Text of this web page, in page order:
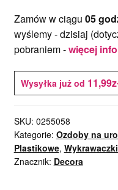
Zamów w ciągu 05
wyślemy -dzisiaj
pobraniem -więcej
Wysyłka już od
SKU: 0255058
Kategorie: Ozdoby na
Plastikowe,
Znacznik: Decora